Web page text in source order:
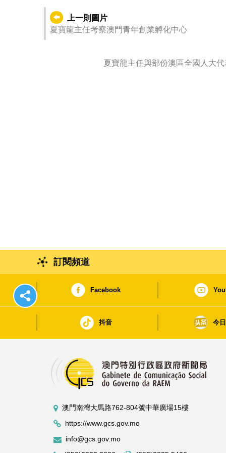
上一則圖片
夏寶龍主任考察澳門青年創業孵化中心
夏寶龍主任與部份澳區全國人大
訂閱頻道
Facebook
抖音 今
澳門南灣大馬路762-804號中華廣場15樓
https://www.gcs.gov.mo
info@gcs.gov.mo